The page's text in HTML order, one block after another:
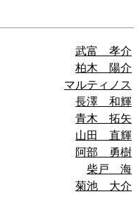
武富 孝介
柏木 陽介
マルティノス
長澤 和輝
青木 拓矢
山田 直輝
阿部 勇樹
柴戸 海
菊池 大介